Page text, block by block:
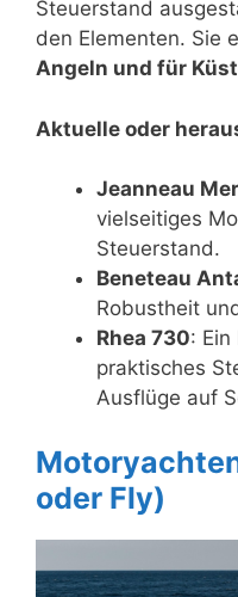
Steuerstand
den Elementen. Sie
Angeln und für
Aktuelle oder
Jeanneau
vielseitiges
Steuerstand.
Beneteau
Robustheit
Rhea 730:
praktisches
Ausflüge auf
oder Fly)